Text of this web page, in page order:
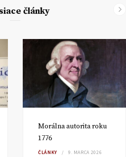
články
Morálna autorita roku
1776
ČLÁNKY
9. MARCA 2026